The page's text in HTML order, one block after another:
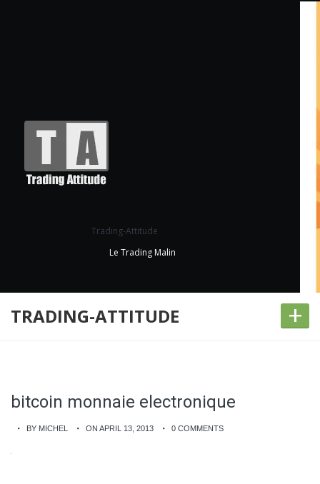
Trading-Attitude
Le Trading Malin
TRADING-ATTITUDE +
bitcoin monnaie electronique
BY MICHEL ON APRIL 13, 2013 0 COMMENTS